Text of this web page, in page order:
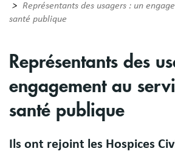
Représentants des usagers : un
santé publique
Représentants des
engagement au
santé publique
Ils ont rejoint les Hospices